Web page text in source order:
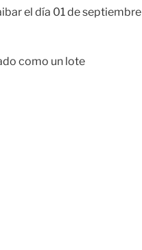
el día 01 de septiembre
como un lote